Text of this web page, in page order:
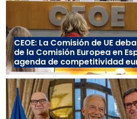
CEOE: La Comisión de UE
de la Comisión Europea en
agenda de competitividad